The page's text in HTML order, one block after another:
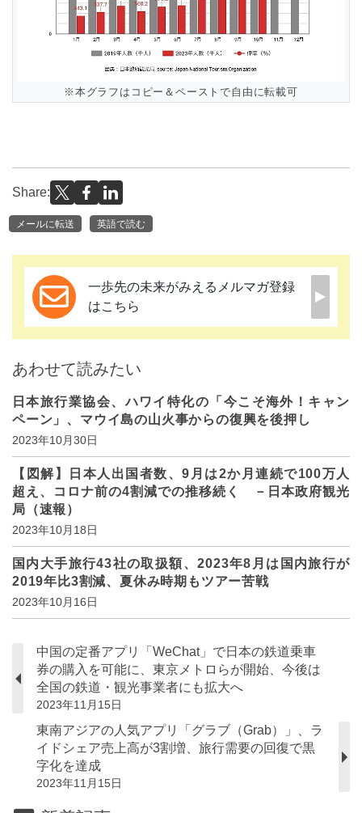
※本グラフはコピー＆ペーストで自由に転載可
Share:
メールに転送 英語で読む
一歩先の未来がみえるメルマガ登録
はこちら
あわせて読みたい
日本旅行業協会、ハワイ特化の「今こそ海外！キャン
ペーン」、マウイ島の山火事からの復興を後押し
2023年10月30日
【図解】日本人出国者数、9月は2か月連続で100万人
超え、コロナ前の4割減での推移続く －日本政府観光
局（速報）
2023年10月18日
国内大手旅行43社の取扱額、2023年8月は国内旅行が
2019年比3割減、夏休み時期もツアー苦戦
2023年10月16日
中国の定番アプリ「WeChat」で日本の鉄道乗車
券の購入を可能に、東京メトロらが開始、今後は
全国の鉄道・観光事業者にも拡大へ
2023年11月15日
東南アジアの人気アプリ「グラブ（Grab）」、ラ
イドシェア売上高が3割増、旅行需要の回復で黒
字化を達成
2023年11月15日